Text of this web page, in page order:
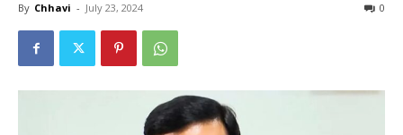
By Chhavi - July 23, 2024 0